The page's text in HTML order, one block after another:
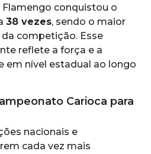
Flamengo conquistou o
38 vezes, sendo o maior
competição. Esse
reflete a força e a
em nível estadual ao longo
Carioca para
nacionais e
cada vez mais